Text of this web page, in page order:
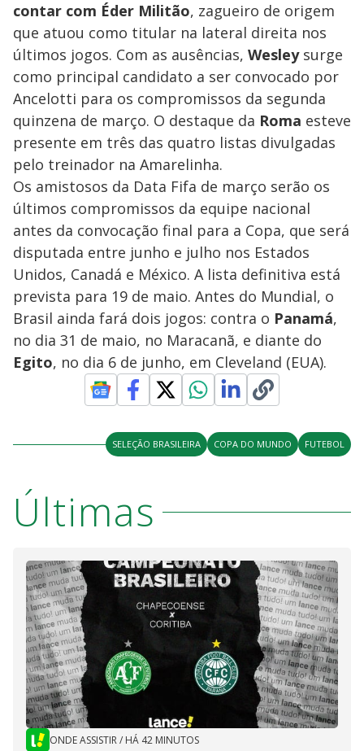
contar com Éder Militão, zagueiro de origem
que atuou como titular na lateral direita nos
últimos jogos. Com as ausências, Wesleysurge
como principal candidato a ser convocado por
Ancelotti para os compromissos da segunda
quinzena de março. O destaque da Roma esteve
presente em três das quatro listas divulgadas
pelo treinador na Amarelinha.
Os amistosos da Data Fifa de março serão os
últimos compromissos da equipe nacional
antes da convocação final para a Copa, que será
disputada entre junho e julho nos Estados
Unidos, Canadá e México. A lista definitiva está
prevista para 19 de maio. Antes do Mundial, o
Brasil ainda fará dois jogos: contra o Panamá,
no dia 31 de maio, no Maracanã, e diante do
Egito, no dia 6 de junho, em Cleveland (EUA).
SELEÇÃO BRASILEIRA COPA DO MUNDO FUTEBOL
Últimas
ONDE ASSISTIR/ HÁ 42 MINUTOS